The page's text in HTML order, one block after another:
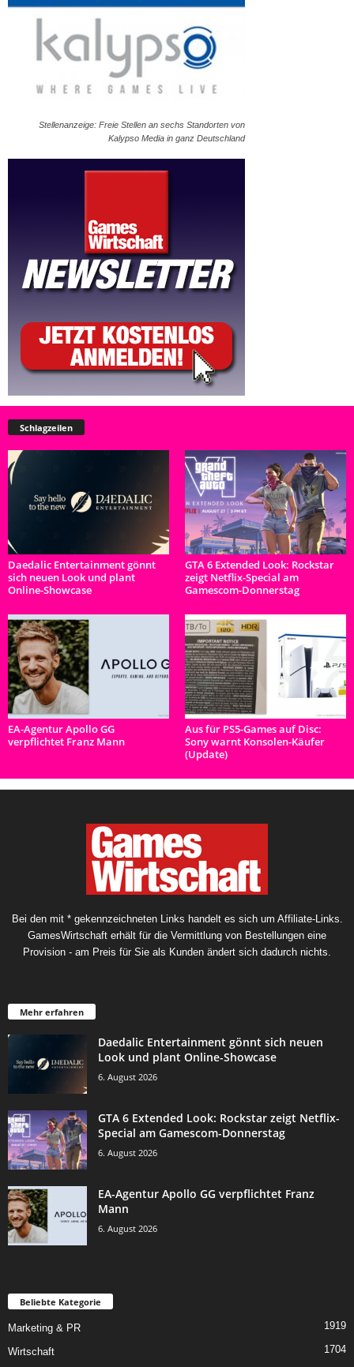
Stellenanzeige: Freie Stellen an sechs Standorten von
Kalypso Media in ganz Deutschland
Schlagzeilen
Daedalic Entertainment gönnt
sich neuen Look und plant
Online-Showcase
GTA 6 Extended Look: Rockstar
zeigt Netflix-Special am
Gamescom-Donnerstag
EA-Agentur Apollo GG
verpflichtet Franz Mann
Aus für PS5-Games auf Disc:
Sony warnt Konsolen-Käufer
(Update)
Bei den mit * gekennzeichneten Links handelt es sich um Affiliate-Links.
GamesWirtschaft erhält für die Vermittlung von Bestellungen eine
Provision - am Preis für Sie als Kunden ändert sich dadurch nichts.
Mehr erfahren
Daedalic Entertainment gönnt sich neuen
Look und plant Online-Showcase
6. August 2026
GTA 6 Extended Look: Rockstar zeigt Netflix-
Special am Gamescom-Donnerstag
6. August 2026
EA-Agentur Apollo GG verpflichtet Franz
Mann
6. August 2026
Beliebte Kategorie
Marketing & PR 1919
Wirtschaft 1704